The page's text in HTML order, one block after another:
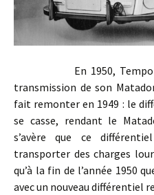
En 1950, Tempo fait
transmission de son
fait remonter en 1949 : le
se casse, rendant le
s’avère que ce
transporter des charges
qu’à la fin de l’année 1950
avec un nouveau différentiel